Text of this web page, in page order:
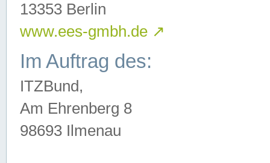
13353 Berlin
www.ees-gmbh.de ↗
Im Auftrag des:
ITZBund,
Am Ehrenberg 8
98693 Ilmenau